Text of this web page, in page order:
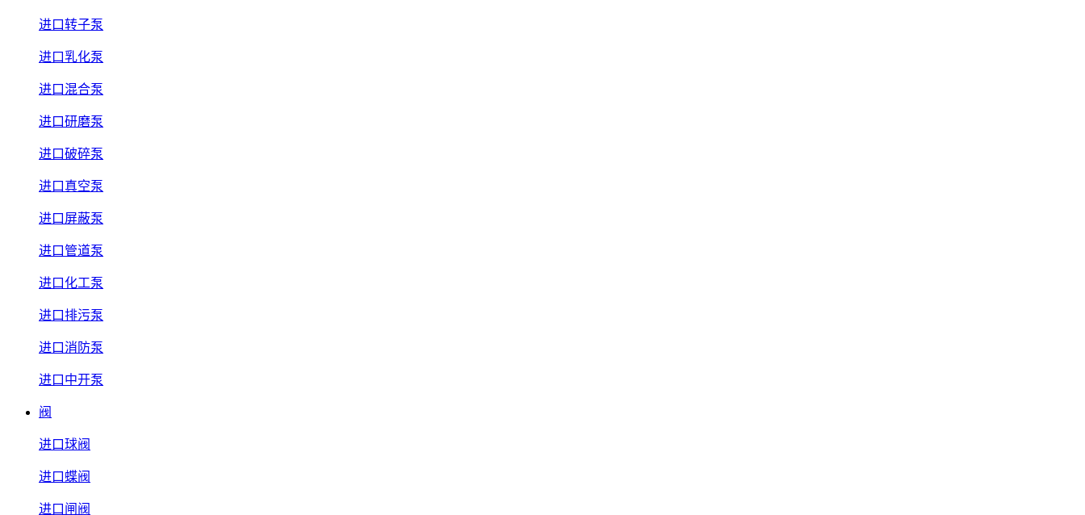
进口转子泵
进口乳化泵
进口混合泵
进口研磨泵
进口破碎泵
进口真空泵
进口屏蔽泵
进口管道泵
进口化工泵
进口排污泵
进口消防泵
进口中开泵
阀
进口球阀
进口蝶阀
进口闸阀